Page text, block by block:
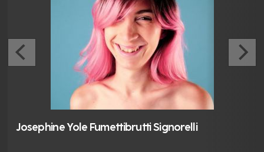
Josephine Yole Fumettibrutti Signorelli